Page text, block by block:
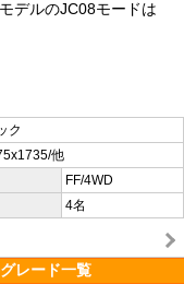
デルのJC08モードは
ク
他
FF/4WD
4名
レード一覧